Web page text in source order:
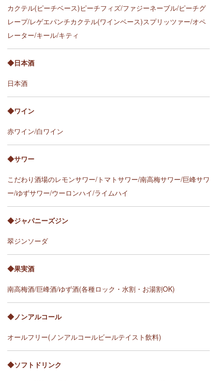
カクテル(ピーチベース)ピーチフィズ/ファジーネーブル/ピーチグ
レープ/レゲエパンチカクテル(ワインベース)スプリッツァー/オペ
レーター/キール/キティ
◆日本酒
日本酒
◆ワイン
赤ワイン/白ワイン
◆サワー
こだわり酒場のレモンサワー/トマトサワー/南高梅サワー/巨峰サワ
ー/ゆずサワー/ウーロンハイ/ライムハイ
◆ジャパニーズジン
翠ジンソーダ
◆果実酒
南高梅酒/巨峰酒/ゆず酒(各種ロック・水割・お湯割OK)
◆ノンアルコール
オールフリー(ノンアルコールビールテイスト飲料)
◆ソフトドリンク